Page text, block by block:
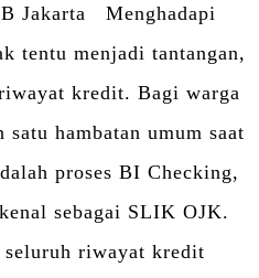
Jakarta Menghadapi
tentu menjadi tantangan,
kredit. Bagi warga
hambatan umum saat
proses BI Checking,
sebagai SLIK OJK.
seluruh riwayat kredit